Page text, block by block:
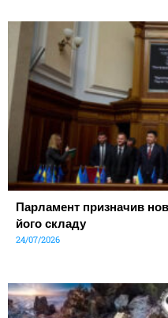
Парламент призначив
його складу
24/07/2026